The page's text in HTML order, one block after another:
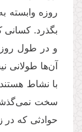
روزه وابسته
بگذرد.
و در طول
آن‌ها طولانی
با نشاط
سخت
حوادثی که در